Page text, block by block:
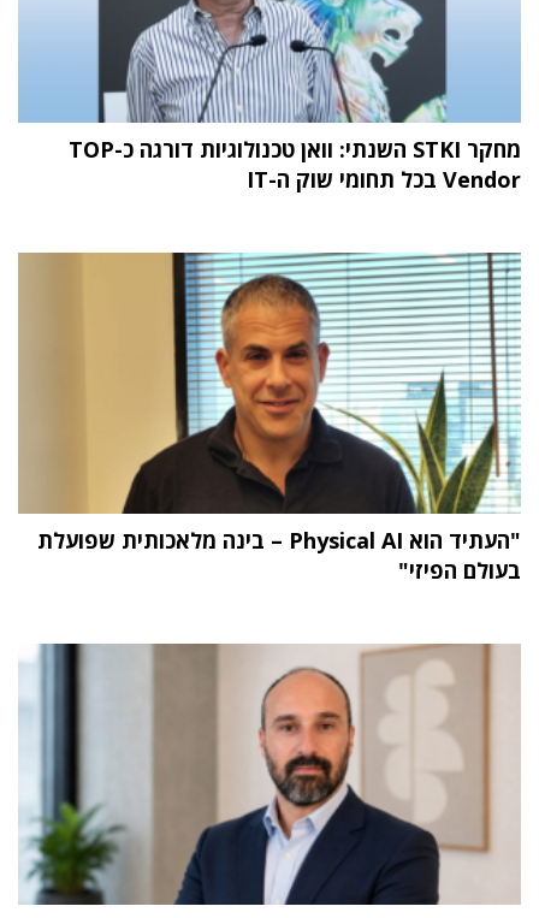
מחקר STKI השנתי: וואן טכנולוגיות דורגה כ-TOP
Vendor בכל תחומי שוק ה-IT
"העתיד הוא Physical AI – בינה מלאכותית שפועלת
בעולם הפיזי"